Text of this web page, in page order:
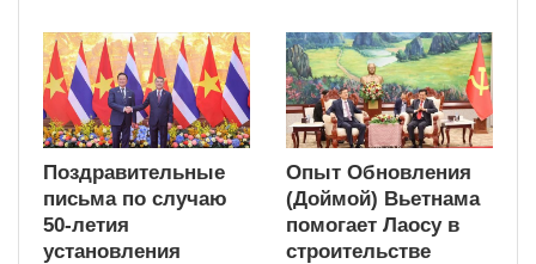
Поздравительные
письма по случаю
50-летия
установления
Опыт Обновления
(Доймой) Вьетнама
помогает Лаосу в
строительстве